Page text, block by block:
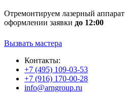
Отремонтируем лазерный аппарат
оформлении заявки до 12:00
Вызвать мастера
Контакты:
+7 (495) 109-03-53
+7 (916) 170-00-28
info@arngroup.ru